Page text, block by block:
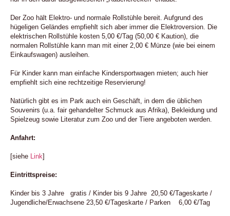
Der Zoo hält Elektro- und normale Rollstühle bereit. Aufgrund des
hügeligen Geländes empfiehlt sich aber immer die Elektroversion. Die
elektrischen Rollstühle kosten 5,00 €/Tag (50,00 € Kaution), die
normalen Rollstühle kann man mit einer 2,00 € Münze (wie bei einem
Einkaufswagen) ausleihen.
Für Kinder kann man einfache Kindersportwagen mieten; auch hier
empfiehlt sich eine rechtzeitige Reservierung!
Natürlich gibt es im Park auch ein Geschäft, in dem die üblichen
Souvenirs (u.a. fair gehandelter Schmuck aus Afrika), Bekleidung und
Spielzeug sowie Literatur zum Zoo und der Tiere angeboten werden.
Anfahrt:
[siehe Link]
Eintrittspreise:
Kinder bis 3 Jahre gratis / Kinder bis 9 Jahre 20,50 €/Tageskarte /
Jugendliche/Erwachsene 23,50 €/Tageskarte / Parken 6,00 €/Tag